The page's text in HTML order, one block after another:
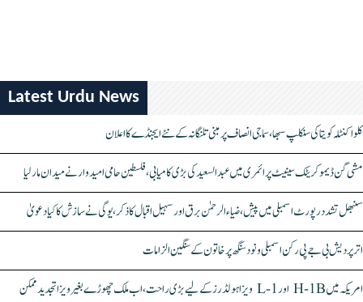
Latest Urdu News
کلواکنٹلہ کویتا کی سنکلپ سبھا، سماجی انصاف پر مبنی تلنگانہ کے نئے ایجنڈے کا اعلان
مشی گن ڈیموکریٹک سینیٹ پرائمری میں عبدالسعید کی بڑی کامیابی، فلسطین حامی امیدوار نے میدان مار لیا
سنبھل تشدد رپورٹ اسمبلی میں پیش، ضیاء الرحمٰن برق اور سہیل اقبال کا ذکر، یوگی نے سازش کا کیا دعویٰ
اتر پردیش بی جے پی رکن اسمبلی ونود سنگھ پر خاتون کے سنگین الزامات
امریکہ میں H-1B اور L-1 ویزا ہولڈرز کے لیے بڑی راحت، اب ملک چھوڑے بغیر ویزا تجدید ممکن